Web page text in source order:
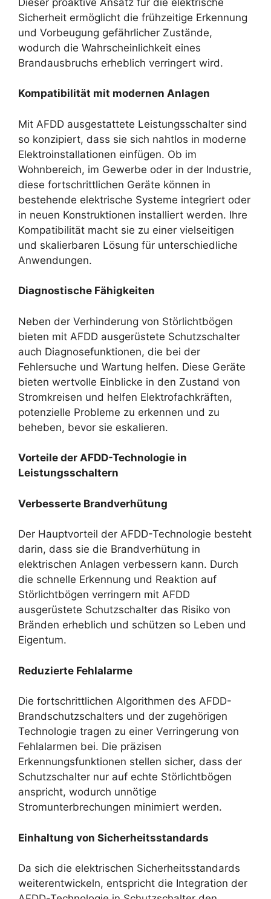
Sicherheit ermöglicht die frühzeitige Erkennung
und Vorbeugung gefährlicher Zustände,
wodurch die Wahrscheinlichkeit eines
Brandausbruchs erheblich verringert wird.
Kompatibilität mit modernen Anlagen
Mit AFDD ausgestattete Leistungsschalter sind
so konzipiert, dass sie sich nahtlos in moderne
Elektroinstallationen einfügen. Ob im
Wohnbereich, im Gewerbe oder in der Industrie,
diese fortschrittlichen Geräte können in
bestehende elektrische Systeme integriert oder
in neuen Konstruktionen installiert werden. Ihre
Kompatibilität macht sie zu einer vielseitigen
und skalierbaren Lösung für unterschiedliche
Anwendungen.
Diagnostische Fähigkeiten
Neben der Verhinderung von Störlichtbögen
bieten mit AFDD ausgerüstete Schutzschalter
auch Diagnosefunktionen, die bei der
Fehlersuche und Wartung helfen. Diese Geräte
bieten wertvolle Einblicke in den Zustand von
Stromkreisen und helfen Elektrofachkräften,
potenzielle Probleme zu erkennen und zu
beheben, bevor sie eskalieren.
Vorteile der AFDD-Technologie in
Leistungsschaltern
Verbesserte Brandverhütung
Der Hauptvorteil der AFDD-Technologie besteht
darin, dass sie die Brandverhütung in
elektrischen Anlagen verbessern kann. Durch
die schnelle Erkennung und Reaktion auf
Störlichtbögen verringern mit AFDD
ausgerüstete Schutzschalter das Risiko von
Bränden erheblich und schützen so Leben und
Eigentum.
Reduzierte Fehlalarme
Die fortschrittlichen Algorithmen des AFDD-
Brandschutzschalters und der zugehörigen
Technologie tragen zu einer Verringerung von
Fehlalarmen bei. Die präzisen
Erkennungsfunktionen stellen sicher, dass der
Schutzschalter nur auf echte Störlichtbögen
anspricht, wodurch unnötige
Stromunterbrechungen minimiert werden.
Einhaltung von Sicherheitsstandards
Da sich die elektrischen Sicherheitsstandards
weiterentwickeln, entspricht die Integration der